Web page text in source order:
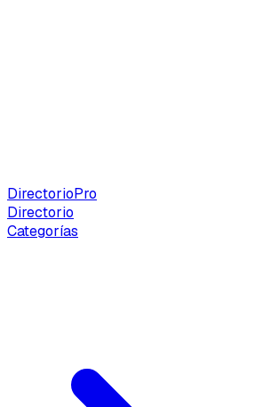
DirectorioPro
Directorio
Categorías